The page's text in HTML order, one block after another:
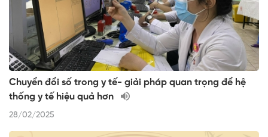
Chuyển đổi số trong y tế- giải pháp quan trọng để hệ
thống y tế hiệu quả hơn
28/02/2025